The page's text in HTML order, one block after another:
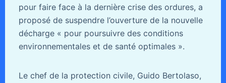
pour faire face à la dernière crise des ordures, a
proposé de suspendre l’ouverture de la nouvelle
décharge « pour poursuivre des conditions
environnementales et de santé optimales ».
Le chef de la protection civile, Guido Bertolaso,